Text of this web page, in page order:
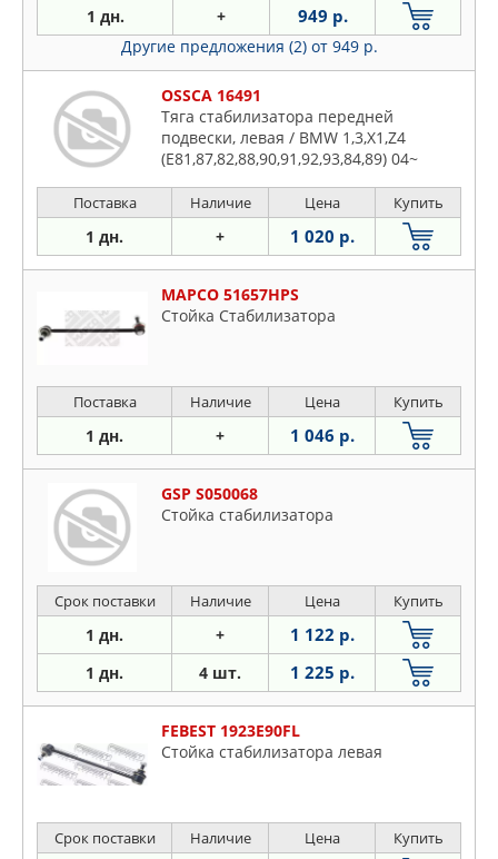
1 дн. + 949 р.
Другие предложения (2) от 949 р.
OSSCA 16491
Тяга стабилизатора передней
подвески, левая / BMW 1,3,X1,Z4
(E81,87,82,88,90,91,92,93,84,89) 04~
Поставка Наличие Цена Купить
1 дн. + 1 020 р.
MAPCO 51657HPS
Стойка Стабилизатора
Поставка Наличие Цена Купить
1 дн. + 1 046 р.
GSP S050068
Стойка стабилизатора
Срок поставки Наличие Цена Купить
1 дн. + 1 122 р.
1 дн. 4 шт. 1 225 р.
FEBEST 1923E90FL
Стойка стабилизатора левая
Срок поставки Наличие Цена Купить